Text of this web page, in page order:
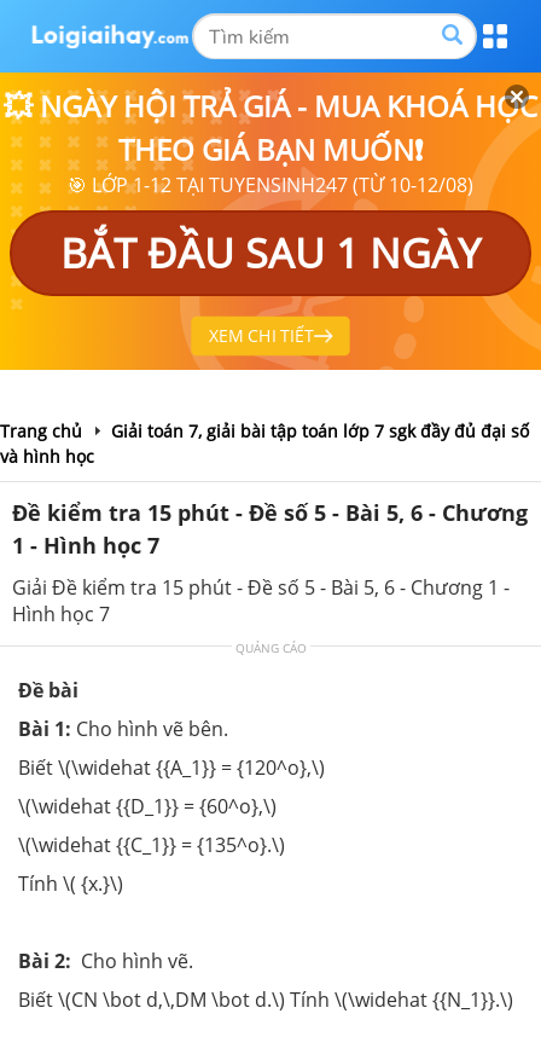
💥 NGÀY HỘI TRẢ GIÁ - MUA KHOÁ HỌC
THEO GIÁ BẠN MUỐN❗
🎯 LỚP 1-12 TẠI TUYENSINH247 (TỪ 10-12/08)
BẮT ĐẦU SAU 1 NGÀY
XEM CHI TIẾT
Trang chủ
Giải toán 7, giải bài tập toán lớp 7 sgk đầy đủ đại số
và hình học
Đề kiểm tra 15 phút - Đề số 5 - Bài 5, 6 - Chương
1 - Hình học 7
Giải Đề kiểm tra 15 phút - Đề số 5 - Bài 5, 6 - Chương 1 -
Hình học 7
QUẢNG CÁO
Đề bài
Bài 1: Cho hình vẽ bên.
Biết \(\widehat {{A_1}} = {120^o},\)
\(\widehat {{D_1}} = {60^o},\)
\(\widehat {{C_1}} = {135^o}.\)
Tính \( {x.}\)
Bài 2: Cho hình vẽ.
Biết \(CN \bot d,\,DM \bot d.\) Tính \(\widehat {{N_1}}.\)